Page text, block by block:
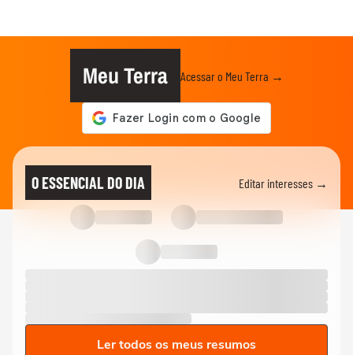
Meu Terra Acessar o Meu Terra →
O ESSENCIAL DO DIA Editar interesses →
Ler todos os meus resumos